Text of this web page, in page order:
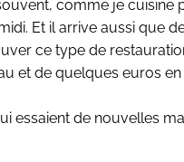
comme je cuisine
Et il arrive aussi que
ce type de
et de quelques euros en
essaient de nouvelles